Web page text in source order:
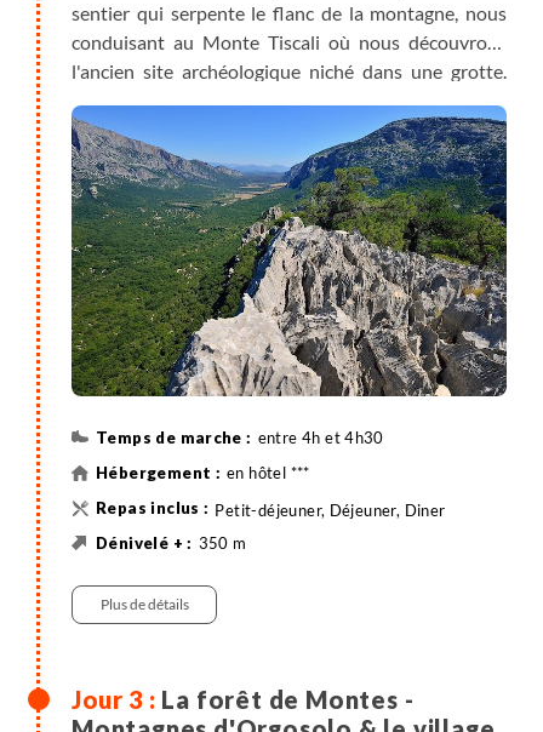
sentier qui serpente le flanc de la montagne, nous
conduisant au Monte Tiscali où nous découvrons
l'ancien site archéologique niché dans une grotte.
Sur le chemin du retour, avant de regagner Orosei,
petite une halte pour visiter la belle source de Su
Gologone.
entre 4h et 4h30
en hôtel ***
Petit-déjeuner, Déjeuner, Diner
350 m
Plus de détails
La forêt de Montes -